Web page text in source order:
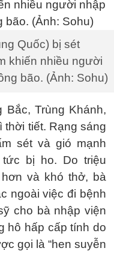
Quốc) bị sét
khiến nhiều người
bão. (Ảnh: Sohu)
Bắc, Trùng Khánh,
tiết. Rạng sáng
sét và gió mạnh
bị ho. Do triệu
và khó thở, bà
ngoài việc đi bệnh
cho bà nhập viện
hô hấp cấp tính do
gọi là “hen suyễn